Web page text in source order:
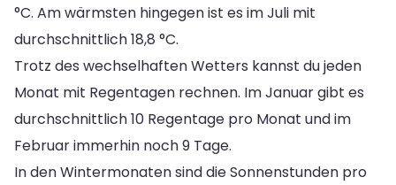
°C. Am wärmsten hingegen ist es im Juli mit
durchschnittlich 18,8 °C.
Trotz des wechselhaften Wetters kannst du jeden
Monat mit Regentagen rechnen. Im Januar gibt es
durchschnittlich 10 Regentage pro Monat und im
Februar immerhin noch 9 Tage.
In den Wintermonaten sind die Sonnenstunden pro